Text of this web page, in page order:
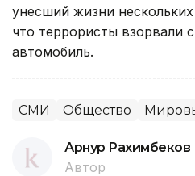
унесший жизни
что террористы взорвали
автомобиль.
СМИ Общество
Арнур Рахимбеков
Автор